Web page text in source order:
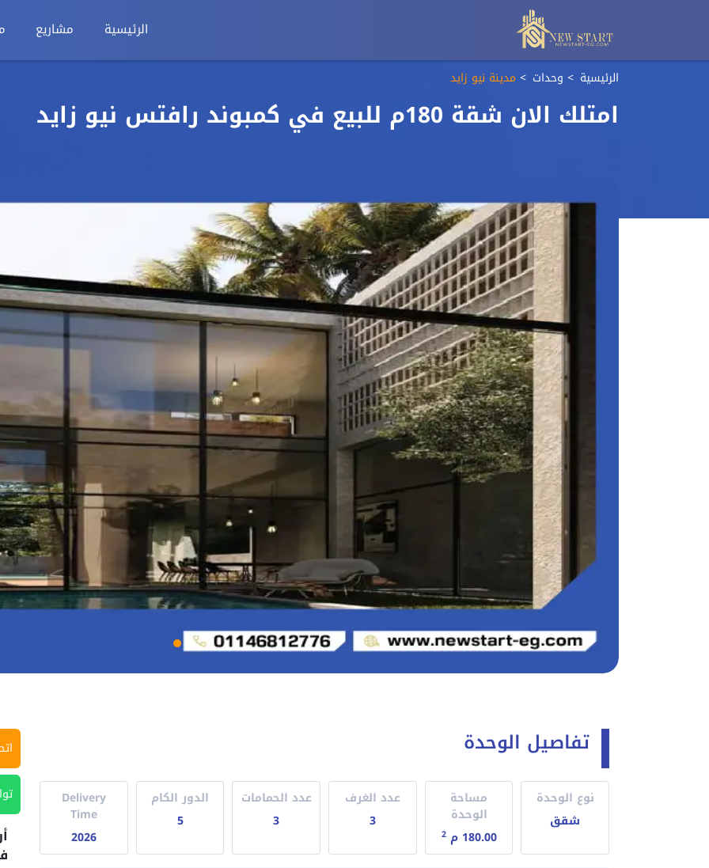
الرئيسية مشاريع
الرئيسية وحدات مدينة نيو زايد
امتلك الان شقة 180م للبيع في كمبوند رافتس نيو زايد
تفاصيل الوحدة
نوع الوحدة
شقق
مساحة
الوحدة
180.00 م
2
عدد الغرف
3
عدد الحمامات
3
الدور الكام
5
Delivery
Time
2026